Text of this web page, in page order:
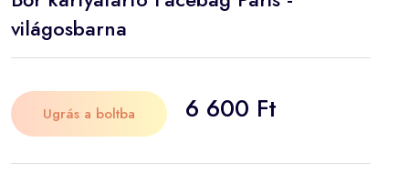
világosbarna
Ugrás a boltba 6 600 Ft